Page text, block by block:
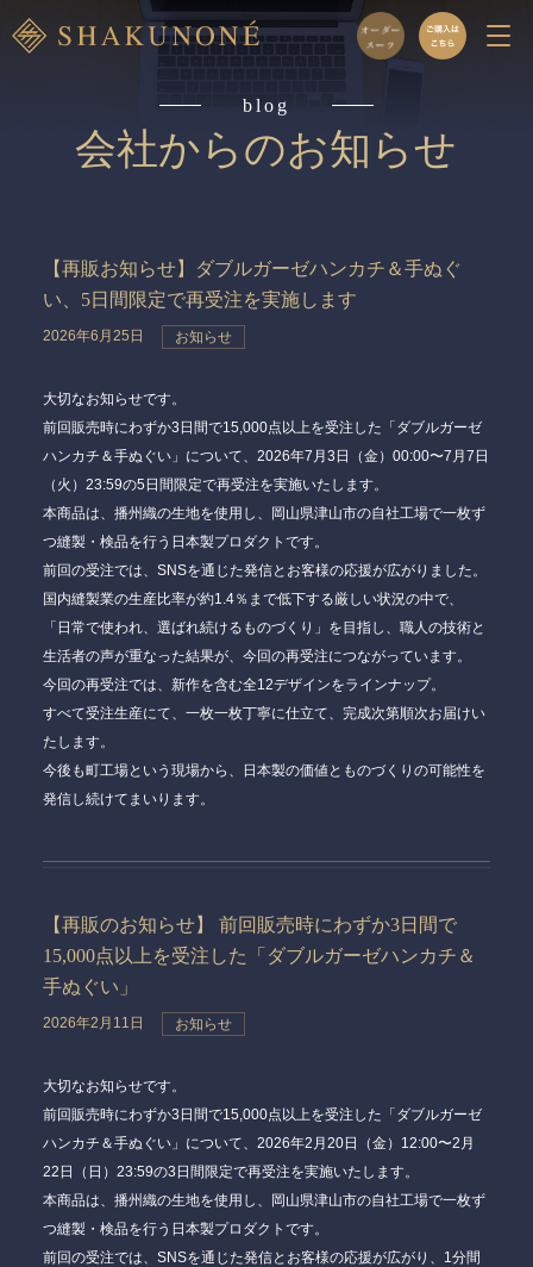
blog
会社からのお知らせ
【再販お知らせ】ダブルガーゼハンカチ＆手ぬぐ
い、5日間限定で再受注を実施します
2026年6月25日 お知らせ
大切なお知らせです。
前回販売時にわずか3日間で15,000点以上を受注した「ダブルガーゼ
ハンカチ＆手ぬぐい」について、 2026年7月3日（金）00:00〜7月7日
（火）23:59の5日間限定で再受注を実施いたします。
本商品は、播州織の生地を使用し、岡山県津山市の自社工場で一枚ず
つ縫製・検品を行う日本製プロダクトです。
前回の受注では、SNSを通じた発信とお客様の応援が広がりました。
国内縫製業の生産比率が約1.4％まで低下する厳しい状況の中で、
「日常で使われ、選ばれ続けるものづくり」を目指し、職人の技術と
生活者の声が重なった結果が、今回の再受注につながっています。
今回の再受注では、 新作を含む全12デザインをラインナップ。
すべて受注生産にて、一枚一枚丁寧に仕立て、完成次第順次お届けい
たします。
今後も町工場という現場から、日本製の価値とものづくりの可能性を
発信し続けてまいります。
【再販のお知らせ】 前回販売時にわずか3日間で
15,000点以上を受注した「ダブルガーゼハンカチ＆
手ぬぐい」
2026年2月11日 お知らせ
大切なお知らせです。
前回販売時にわずか3日間で15,000点以上を受注した「ダブルガーゼ
ハンカチ＆手ぬぐい」について、2026年2月20日（金）12:00〜2月
22日（日）23:59の3日間限定で再受注を実施いたします。
本商品は、播州織の生地を使用し、岡山県津山市の自社工場で一枚ず
つ縫製・検品を行う日本製プロダクトです。
前回の受注では、SNSを通じた発信とお客様の応援が広がり、1分間